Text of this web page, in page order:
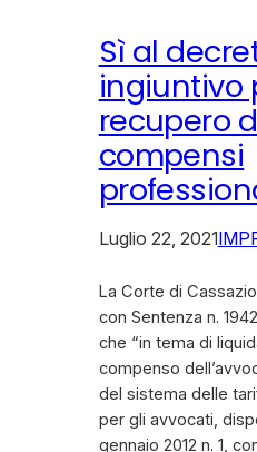
Sì al
ingiuntivo
recupero
compensi
Luglio 22, 2021
La Corte di
con Sentenza n.
che “in tema di
compenso
del sistema delle
per gli avvocati,
gennaio 2012 n. 1,